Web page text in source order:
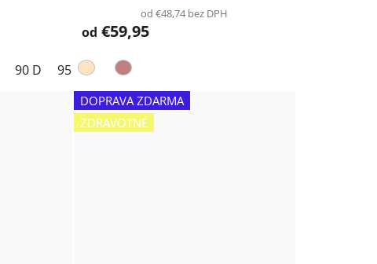
90 D 95 B 95 C
od €48,74 bez DPH
od €59,95
DOPRAVA ZDARMA
ZDRAVOTNÉ